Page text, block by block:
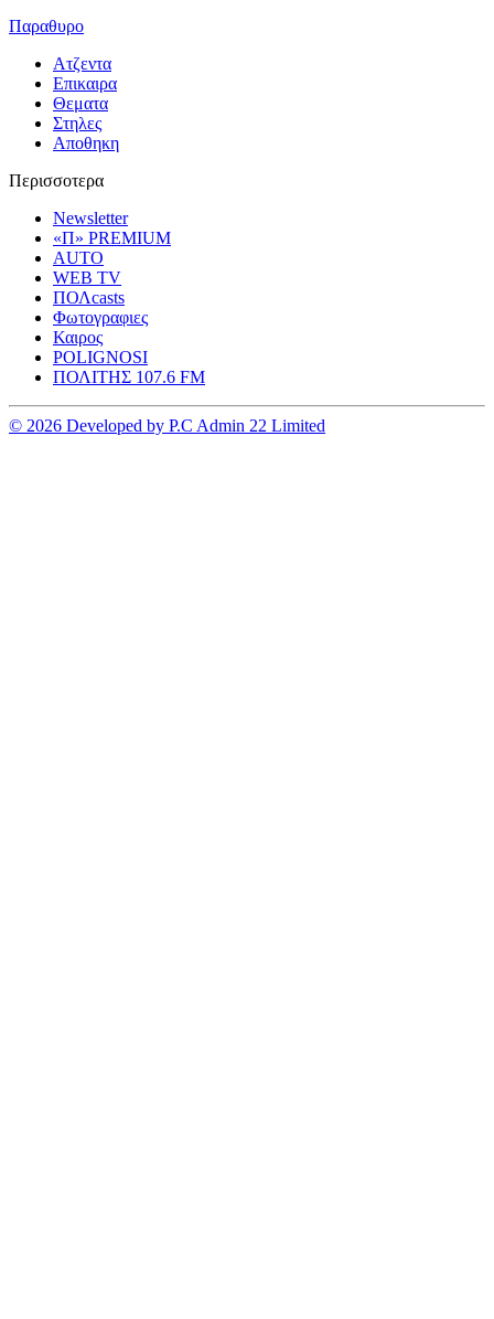
Παραθυρο
Ατζεντα
Επικαιρα
Θεματα
Στηλες
Αποθηκη
Περισσοτερα
Newsletter
«Π» PREMIUM
AUTO
WEB TV
ΠΟΛcasts
Φωτογραφιες
Καιρος
POLIGNOSI
ΠΟΛΙΤΗΣ 107.6 FM
© 2026 Developed by P.C Admin 22 Limited